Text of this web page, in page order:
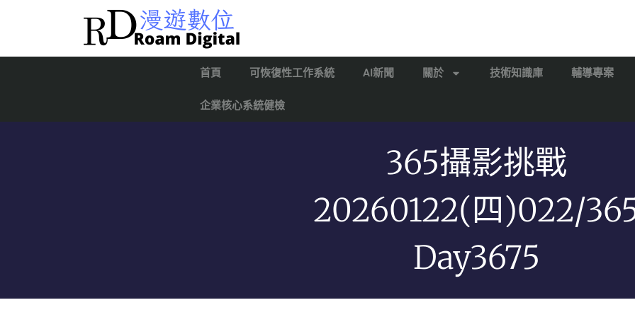
首頁 可恢復性工作系統 AI新聞 關於 技術知識庫 輔導專案
企業核心系統健檢
365攝影挑戰
20260122(四)022/
Day3675